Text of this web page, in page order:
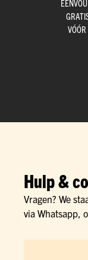
Hulp &
Vragen? We
via Whatsapp,